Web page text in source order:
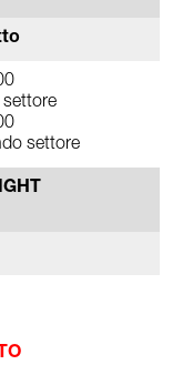
settore
settore